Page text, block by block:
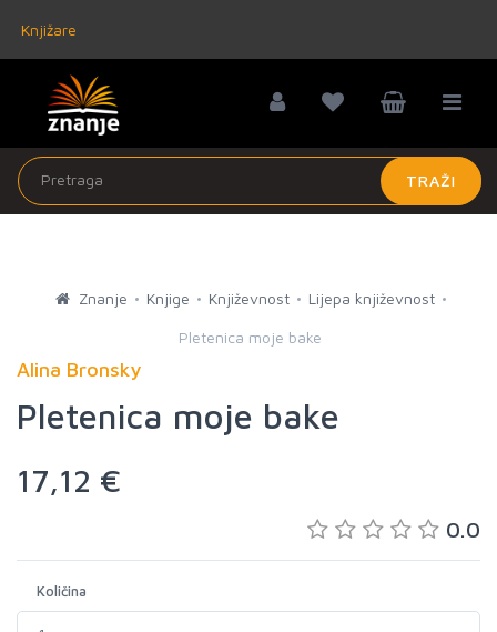
Knjižare
TRAŽI
Znanje Knjige Književnost Lijepa književnost
Pletenica moje bake
Alina Bronsky
Pletenica moje bake
17,12 €
0.0
Količina